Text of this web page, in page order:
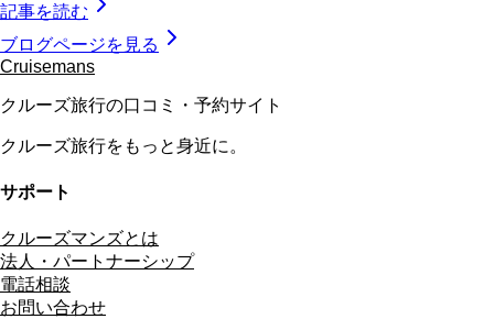
記事を読む
ブログページを見る
Cruisemans
クルーズ旅行の口コミ・予約サイト
クルーズ旅行をもっと身近に。
サポート
クルーズマンズとは
法人・パートナーシップ
電話相談
お問い合わせ